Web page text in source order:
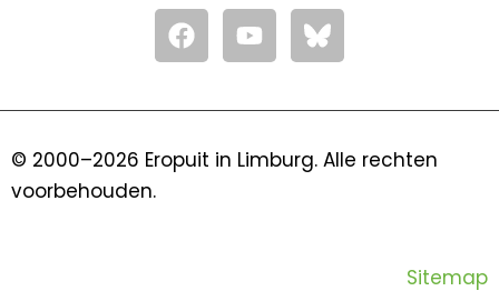
F
a
c
e
o
Y
o
u
t
b
© 2000–2026 Eropuit in Limburg. Alle rechten
voorbehouden.
Sitemap